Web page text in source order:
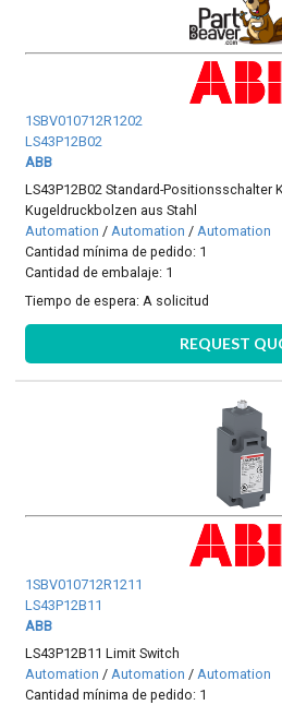
1SBV010712R1202
LS43P12B02
ABB
LS43P12B02 Standard-Positionsschalter
Kugeldruckbolzen aus Stahl
Automation /Automation /Automation
Cantidad mínima de pedido: 1
Cantidad de embalaje: 1
Tiempo de espera: A solicitud
REQUEST
1SBV010712R1211
LS43P12B11
ABB
LS43P12B11 Limit Switch
Automation / Automation / Automation
Cantidad mínima de pedido: 1